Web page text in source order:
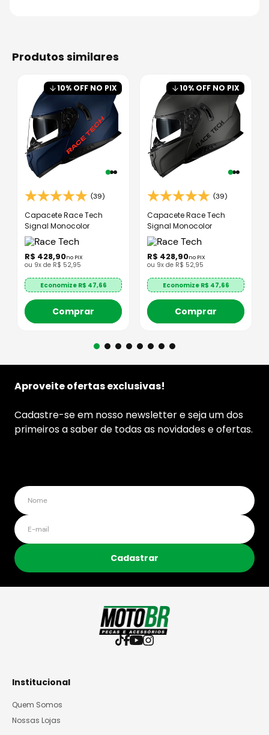
produtos similares
10% OFF NO PIX
(39)
Capacete Race Tech
Signal Monocolor
R$ 428,90no PIX
ou 9x de R$ 52,95
Economize R$ 47,66
Comprar
10% OFF NO PIX
(39)
Capacete Race Tech
Signal Monocolor
R$ 428,90no PIX
ou 9x de R$ 52,95
Economize R$ 47,66
Comprar
Aproveite ofertas exclusivas!
Cadastre-se em nosso newsletter e seja um dos
primeiros a saber de todas as novidades e ofertas.
Cadastrar
Institucional
Quem Somos
Nossas Lojas